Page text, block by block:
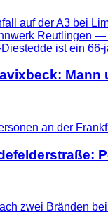
auf der A3 bei
Reutlingen
Mann